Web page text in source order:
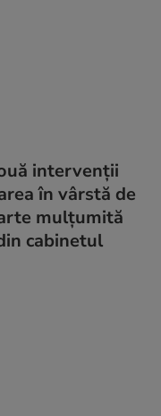
intervenții
în vârstă de
mulțumită
cabinetul